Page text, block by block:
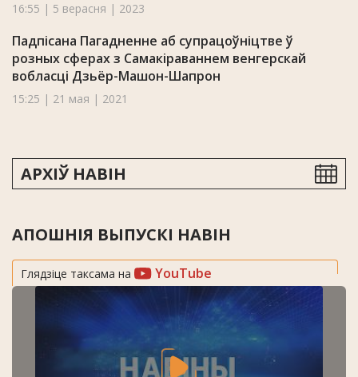
16:55 | 5 верасня | 2023
Падпісана Пагадненне аб супрацоўніцтве ў
розных сферах з Самакіраваннем венгерскай
вобласці Дзьёр-Машон-Шапрон
15:25 | 21 мая | 2021
АРХІЎ НАВІН
АПОШНІЯ ВЫПУСКІ НАВІН
Глядзіце таксама на YouTube